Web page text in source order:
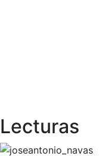
Lecturas